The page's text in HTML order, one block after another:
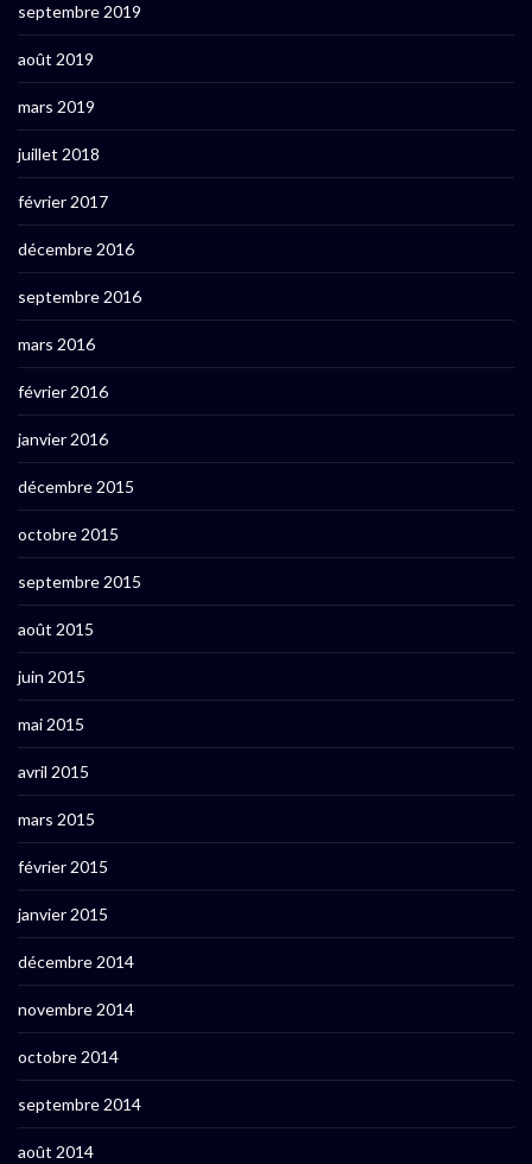
septembre 2019
août 2019
mars 2019
juillet 2018
février 2017
décembre 2016
septembre 2016
mars 2016
février 2016
janvier 2016
décembre 2015
octobre 2015
septembre 2015
août 2015
juin 2015
mai 2015
avril 2015
mars 2015
février 2015
janvier 2015
décembre 2014
novembre 2014
octobre 2014
septembre 2014
août 2014